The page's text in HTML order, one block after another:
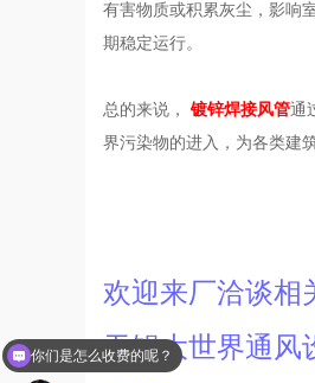
有害物质或积累灰尘，影响
期稳定运行。
总的来说， 镀锌焊接风管通
界污染物的进入，为各类建
欢迎来厂洽谈相
无锡大世界通风
你们是怎么收费的呢？
现在有优惠活动吗？